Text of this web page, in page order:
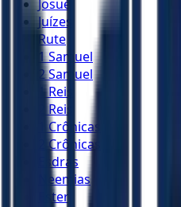
Josué
Juízes
Rute
1 Samuel
2 Samuel
1 Reis
2 Reis
1 Crônicas
2 Crônicas
Esdras
Neemias
Ester